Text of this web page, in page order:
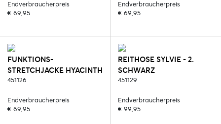
Endverbraucherpreis
€ 69,95
Endverbraucherpreis
€ 69,95
FUNKTIONS-
STRETCHJACKE HYACINTH
- 632. NAVY BLUE
451126
Endverbraucherpreis
€ 69,95
REITHOSE SYLVIE - 2.
SCHWARZ
451129
Endverbraucherpreis
€ 99,95